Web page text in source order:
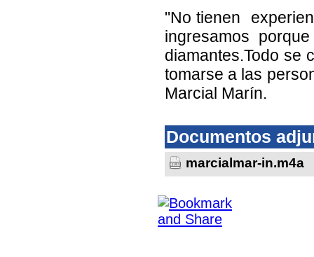
"No tienen
ingresamos
diamantes.Todo se
tomarse a las
Marcial Marín.
Documentos
marcialmar-in.m4a